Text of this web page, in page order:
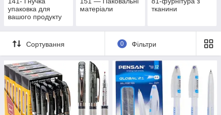
упаковка для
вашого продукту
матеріали
тканини
Сортування 0 Фільтри